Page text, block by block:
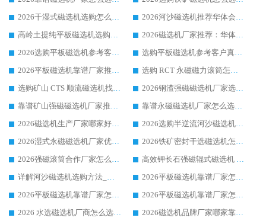
2026干湿式磁选机选购怎么选?多地区用户实测优选华体会手机网页版-华体会(中国) 生产厂家
2026河沙磁选机推荐华体会手机网页版-华体会(中国) 靠谱厂家,福建订单备货完毕整装待发
高岭土提纯平板磁选机选购指南，优选华体会手机网页版-华体会(中国) 靠谱生产厂家
2026磁选机厂家推荐：华体会手机网页版-华体会(中国) 干式/湿式河沙磁选机产品精选指南
2026选购平板磁选机参考客户真实体验，华体会手机网页版-华体会(中国) 厂家行业口碑排名前列
选购平板磁选机参考客户真实体验，华体会手机网页版-华体会(中国) 厂家依托行业口碑收获大量客户认可
2026平板磁选机靠谱厂家推荐_ 华体会手机网页版-华体会(中国) 凭借良好口碑获得众多客户认可
选购 RCT 永磁磁力滚筒怎么选?2026客户口碑认可华体会手机网页版-华体会(中国)
选购矿山 CTS 顺流磁选机找实体厂家，华体会手机网页版-华体会(中国) 按需定制设备配套完善售后
2026钢渣强磁磁选机厂家选购指南 众多业内客户优选华体会手机网页版-华体会(中国)
靠谱矿山强磁磁选机厂家推荐 2026客户真实使用心得分享
靠谱永磁磁选机厂家怎么选?福建客户真实体验分享华体会手机网页版-华体会(中国) 品牌
2026磁选机生产厂家哪家好?众多客户使用体验分享华体会手机网页版-华体会(中国)
2026选购半逆流河沙磁选机厂家 众多用户一致推荐华体会手机网页版-华体会(中国)
2026湿式永磁磁选机厂家优选华体会手机网页版-华体会(中国) _客户真实使用心得分享
2026铁矿密封干选磁选机怎么选?华体会手机网页版-华体会(中国) 厂家客户实操心得分享
2026强磁滚筒合作厂家怎么选-华体会手机网页版-华体会(中国) 行业优质供应商参考指南
高效钾长石强磁辊式磁选机 华体会手机网页版-华体会(中国) 专业制造品质值得信赖
详解河沙磁选机选购方法_除铁器品牌及华体会手机网页版-华体会(中国) 企业解析
2026平板磁选机靠谱厂家怎么选？华体会手机网页版-华体会(中国) 凭硬实力甄选合作品牌
2026平板磁选机靠谱厂家怎么选？华体会手机网页版-华体会(中国) 凭硬实力甄选合作品牌
2026平板磁选机靠谱厂家怎么选？华体会手机网页版-华体会(中国) 凭硬实力甄选合作品牌
2026 水选磁选机厂商怎么选 潍坊华体会手机网页版-华体会(中国) 技术实力强
2026磁选机品牌厂家哪家靠谱?行业优选华体会手机网页版-华体会(中国) 实力出众